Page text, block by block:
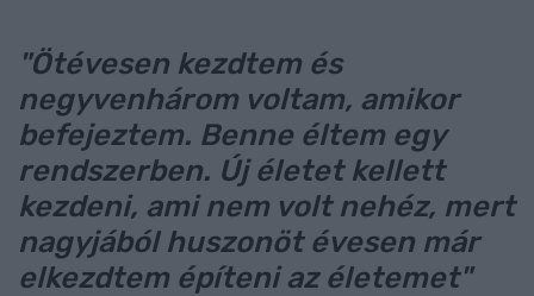
"Ötévesen kezdtem és
negyvenhárom voltam, amikor
befejeztem. Benne éltem egy
rendszerben. Új életet kellett
kezdeni, ami nem volt nehéz, mert
nagyjából huszonöt évesen már
elkezdtem építeni az életemet"